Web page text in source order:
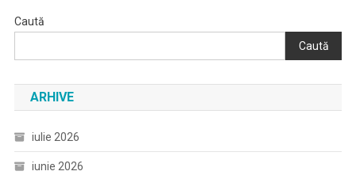
Caută
Caută
ARHIVE
iulie 2026
iunie 2026